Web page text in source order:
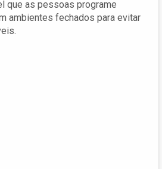
que as pessoas programe
ambientes fechados para evitar